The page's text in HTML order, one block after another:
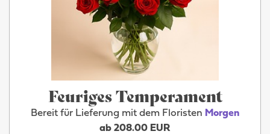
Feuriges Temperament
Bereit für Lieferung mit dem Floristen Morgen
ab 208.00 EUR